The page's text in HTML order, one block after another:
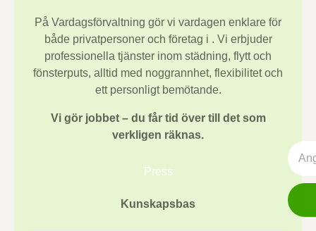
På Vardagsförvaltning gör vi vardagen enklare för
både privatpersoner och företag i . Vi erbjuder
professionella tjänster inom städning, flytt och
fönsterputs, alltid med noggrannhet, flexibilitet och
ett personligt bemötande.
Vi gör jobbet – du får tid över till det som
verkligen räknas.
Press
Kunskapsbas